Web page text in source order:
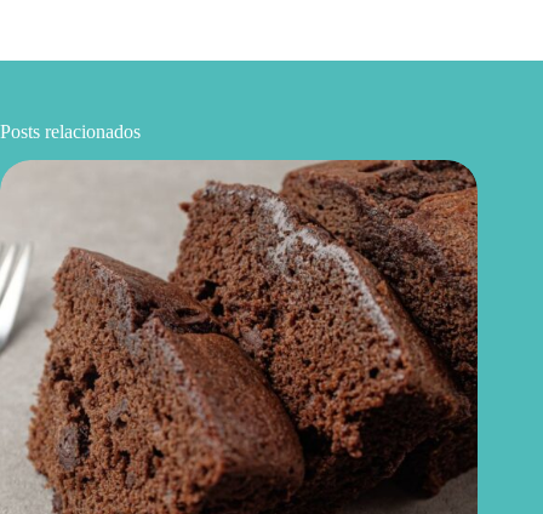
Posts relacionados